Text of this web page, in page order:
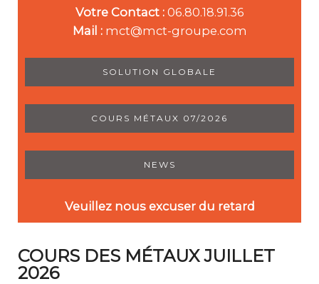
COURS DES MÉTAUX JUILLET
2026
Votre Contact : 06.80.18.91.36
Mail : mct@mct-groupe.com
SOLUTION GLOBALE
COURS MÉTAUX 07/2026
NEWS
Veuillez nous excuser du retard